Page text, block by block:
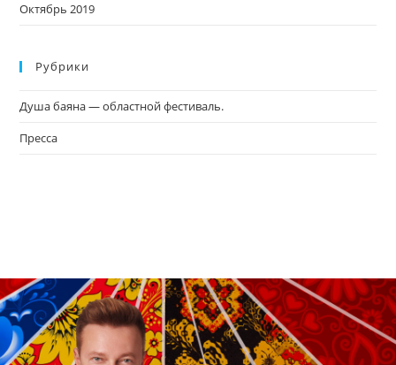
Октябрь 2019
Рубрики
Душа баяна — областной фестиваль.
Пресса